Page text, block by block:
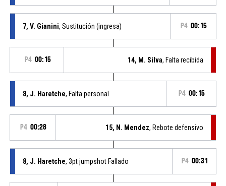
7, V. Gianini, Sustitución (ingresa) P4 00:15
P4 00:15 14, M. Silva, Falta recibida
8, J. Haretche, Falta personal P4 00:15
P4 00:28 15, N. Mendez, Rebote defensivo
8, J. Haretche, 3pt jumpshot Fallado P4 00:31